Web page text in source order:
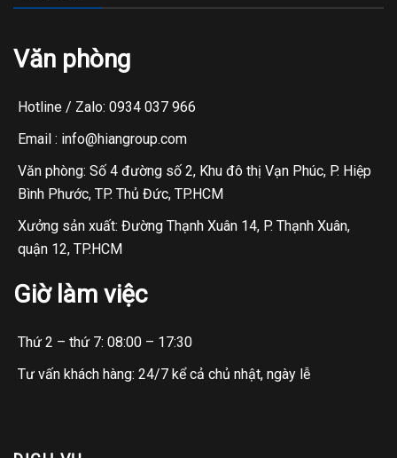
Văn phòng
Hotline / Zalo: 0934 037 966
Email : info@hiangroup.com
Văn phòng: Số 4 đường số 2, Khu đô thị Vạn Phúc, P. Hiệp
Bình Phước, TP. Thủ Đức, TP.HCM
Xưởng sản xuất: Đường Thạnh Xuân 14, P. Thạnh Xuân,
quận 12, TP.HCM
Giờ làm việc
Thứ 2 – thứ 7: 08:00 – 17:30
Tư vấn khách hàng: 24/7 kể cả chủ nhật, ngày lễ